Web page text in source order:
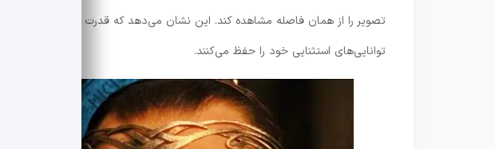
تصویر را از همان فاصله مشاهده کند. این نشان می‌دهد که قدرت دید الف‌ها به
توانایی‌های استثنایی خود را حفظ می‌کنند.